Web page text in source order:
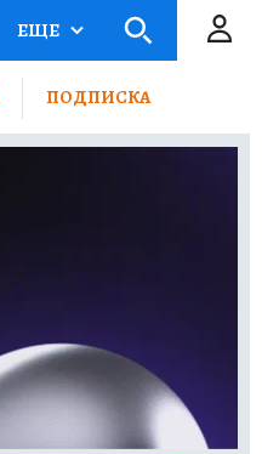
ЕЩЕ
ПОДПИСКА